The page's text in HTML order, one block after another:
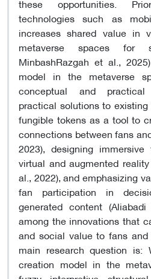
technologies such as
increases shared value in
metaverse spaces for
MinbashRazgah et al.,
model in the metaverse
conceptual and practical
practical solutions to
fungible tokens as a tool to
connections between fans
2023), designing
virtual and augmented
al., 2022), and emphasizing
fan participation in
generated content
among the innovations that
and social value to fans
main research question
creation model in the